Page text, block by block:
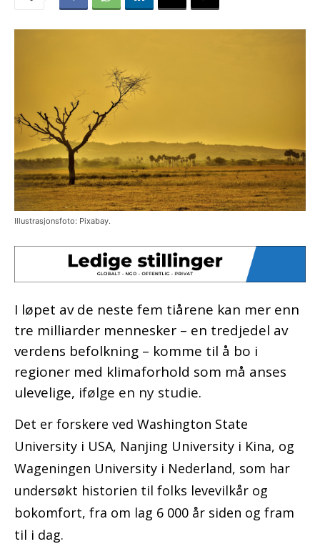
Illustrasjonsfoto: Pixabay.
I løpet av de neste fem tiårene kan mer enn
tre milliarder mennesker – en tredjedel av
verdens befolkning – komme til å bo i
regioner med klimaforhold som må anses
ulevelige, ifølge en ny studie.
Det er forskere ved Washington State
University i USA, Nanjing University i Kina, og
Wageningen University i Nederland, som har
undersøkt historien til folks levevilkår og
bokomfort, fra om lag 6 000 år siden og fram
til i dag.